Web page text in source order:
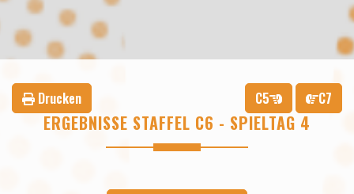
Drucken C5 C7
ERGEBNISSE STAFFEL C6 - SPIELTAG 4